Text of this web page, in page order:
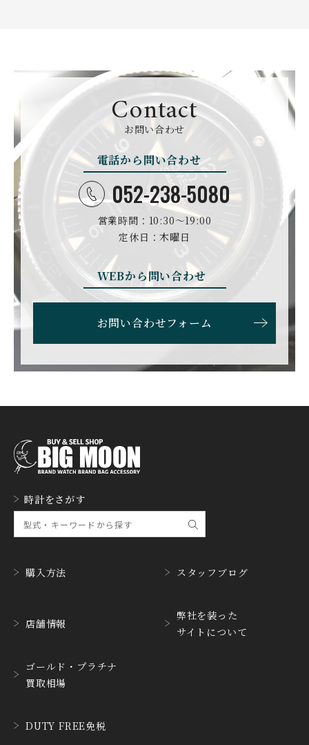
Contact
お問い合わせ
電話から問い合わせ
052-238-5080
営業時間：10:30〜19:00
定休日：木曜日
WEBから問い合わせ
お問い合わせフォーム
時計をさがす
購入方法
店舗情報
ゴールド・プラチナ
買取相場
DUTY FREE免税
スタッフブログ
弊社を装った
サイトについて